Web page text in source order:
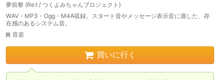
夢前黎 (Re:I / つくよみちゃんプロジェクト)
WAV・MP3・Ogg・M4A収録。スタート音やメッセージ表示音に適した、存
在感のあるシステム音。
音楽
買いに行く